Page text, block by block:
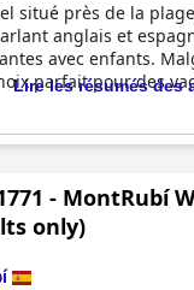
situé près de la
anglais et
avec enfants.
parfait pour des
Lire les résumés des
- MontRubí
only)